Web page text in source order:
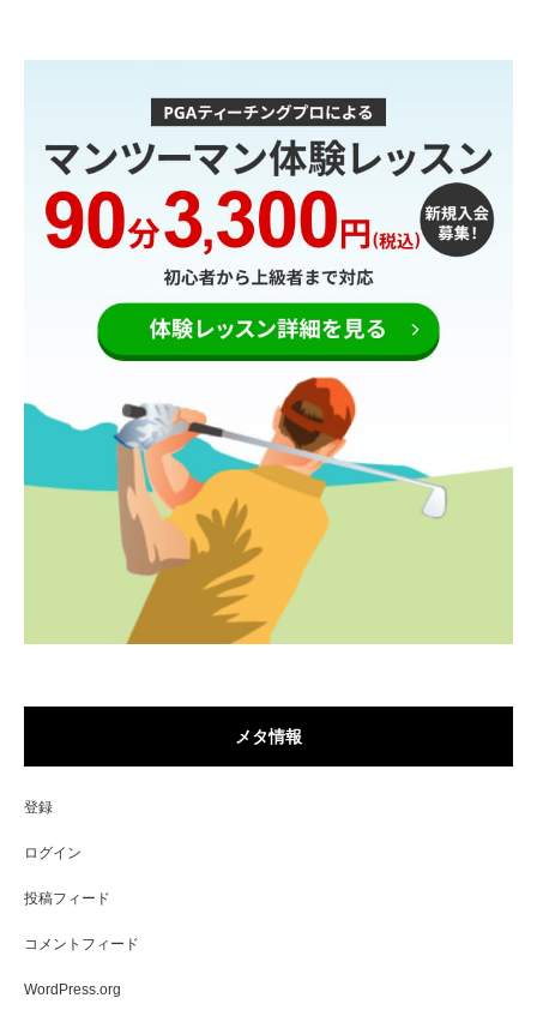
メタ情報
登録
ログイン
投稿フィード
コメントフィード
WordPress.org